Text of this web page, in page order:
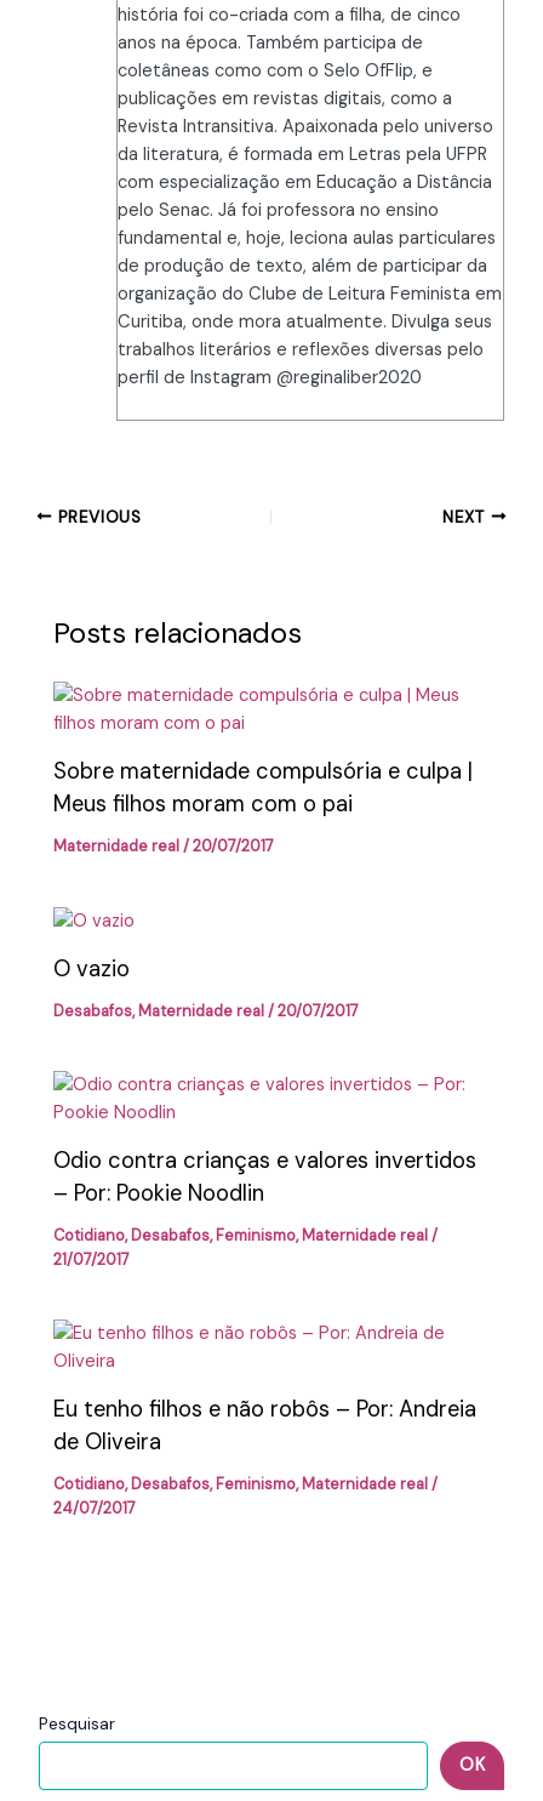
Pesquisar
OK
história foi co-criada com a filha, de cinco
anos na época. Também participa de
coletâneas como com o Selo OfFlip, e
publicações em revistas digitais, como a
Revista Intransitiva. Apaixonada pelo universo
da literatura, é formada em Letras pela UFPR
com especialização em Educação a Distância
pelo Senac. Já foi professora no ensino
fundamental e, hoje, leciona aulas particulares
de produção de texto, além de participar da
organização do Clube de Leitura Feminista em
Curitiba, onde mora atualmente. Divulga seus
trabalhos literários e reflexões diversas pelo
perfil de Instagram @reginaliber2020
PREVIOUS NEXT
Posts relacionados
Sobre maternidade compulsória e culpa |
Meus filhos moram com o pai
Maternidade real/20/07/2017
O vazio
Desabafos,Maternidade real/20/07/2017
Odio contra crianças e valores invertidos
– Por: Pookie Noodlin
Cotidiano,Desabafos,Feminismo,Maternidade real/
21/07/2017
Eu tenho filhos e não robôs – Por: Andreia
de Oliveira
Cotidiano,Desabafos,Feminismo,Maternidade real/
24/07/2017